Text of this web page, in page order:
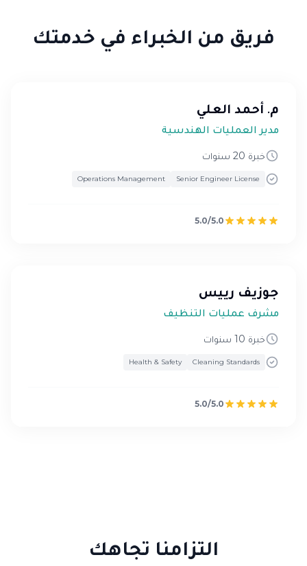
فريق من الخبراء في خدمتك
م. أحمد العلي
مدير العمليات الهندسية
خبرة 20 سنوات
Senior Engineer License
Operations Management
5.0/5.0
جوزيف رييس
مشرف عمليات التنظيف
خبرة 10 سنوات
Cleaning Standards
Health & Safety
5.0/5.0
التزامنا تجاهك